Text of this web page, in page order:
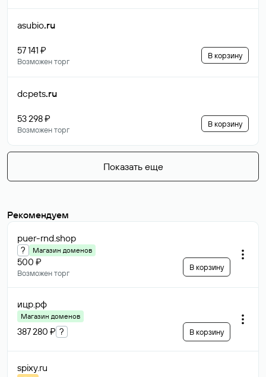
asubio.ru
57 141 ₽
Возможен торг
В корзину
dcpets.ru
53 298 ₽
Возможен торг
В корзину
Показать еще
Рекомендуем
puer-rnd.shop
? Магазин доменов
500 ₽
Возможен торг
В корзину
ицр.рф
Магазин доменов
387 280 ₽ ? В корзину
spixy.ru